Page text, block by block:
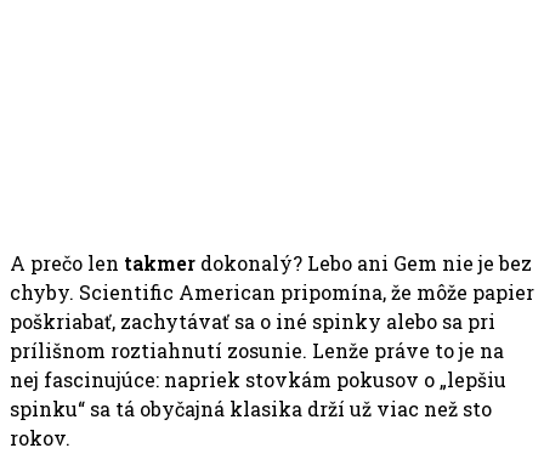
A prečo len takmer dokonalý? Lebo ani Gem nie je bez
chyby. Scientific American pripomína, že môže papier
poškriabať, zachytávať sa o iné spinky alebo sa pri
prílišnom roztiahnutí zosunie. Lenže práve to je na
nej fascinujúce: napriek stovkám pokusov o „lepšiu
spinku“ sa tá obyčajná klasika drží už viac než sto
rokov.